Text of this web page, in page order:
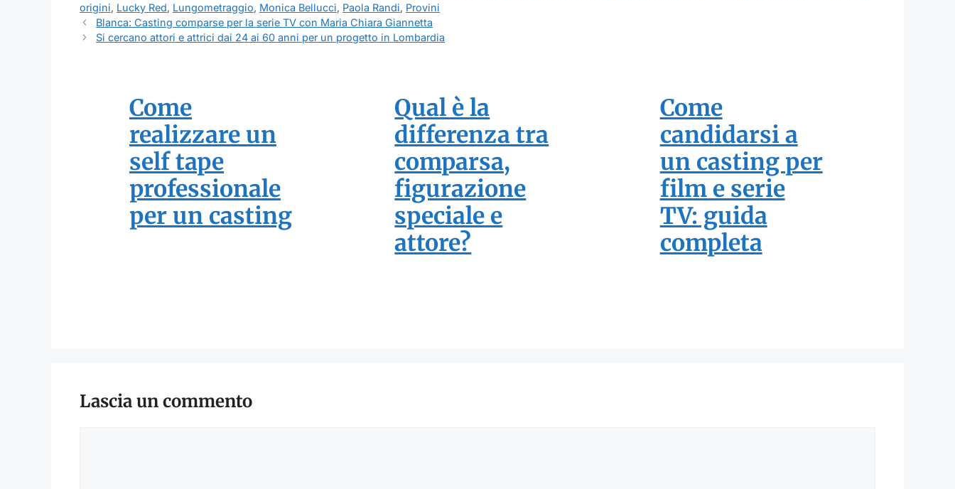
origini, Lucky Red, Lungometraggio, Monica Bellucci, Paola Randi, Provini
Blanca: Casting comparse per la serie TV con Maria Chiara Giannetta
Si cercano attori e attrici dai 24 ai 60 anni per un progetto in Lombardia
Come
realizzare un
self tape
professionale
per un casting
Qual è la
differenza tra
comparsa,
figurazione
speciale e
attore?
Come
candidarsi a
un casting per
film e serie
TV: guida
completa
Lascia un commento